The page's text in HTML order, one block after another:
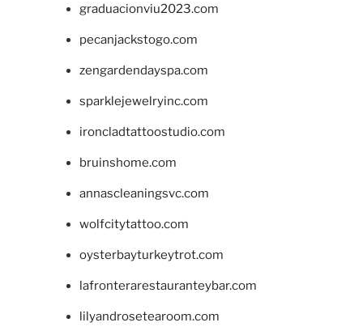
graduacionviu2023.com
pecanjackstogo.com
zengardendayspa.com
sparklejewelryinc.com
ironcladtattoostudio.com
bruinshome.com
annascleaningsvc.com
wolfcitytattoo.com
oysterbayturkeytrot.com
lafronterarestauranteybar.com
lilyandrosetearoom.com